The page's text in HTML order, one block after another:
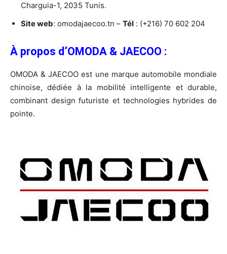
Charguia-1, 2035 Tunis.
Site web: omodajaecoo.tn – Tél : (+216) 70 602 204
À propos d’OMODA & JAECOO :
OMODA & JAECOO est une marque automobile mondiale
chinoise, dédiée à la mobilité intelligente et durable,
combinant design futuriste et technologies hybrides de
pointe.